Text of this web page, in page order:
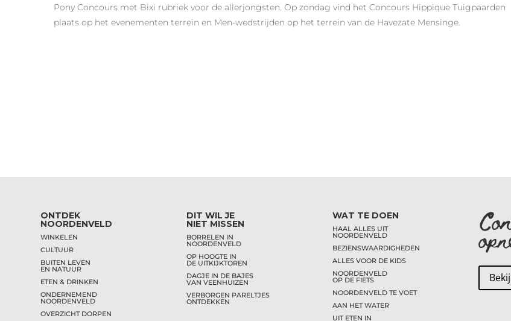
Pony Concours met Bixi rubriek voor de allerjongsten. Op zondag vind het Concours Hippique Tuigpaarden
plaats op het evenementen terrein en Men-wedstrijden op het terrein van de Havezate Mensinge.
ONTDEK
NOORDENVELD
WINKELEN
CULTUUR
BUITEN LEVEN
EN NATUUR
ETEN & DRINKEN
ONDERNEMEND
NOORDENVELD
OVERZICHT DORPEN
DIT WIL JE
NIET MISSEN
BORRELEN IN
NOORDENVELD
OP HOOGTE IN
DE UITKIJKTOREN
DAGJE IN DE BAJES
VAN VEENHUIZEN
VERBORGEN PARELTJES
ONTDEKKEN
WAT TE DOEN
HAAL ALLES UIT
NOORDENVELD
BEZIENSWAARDIGHEDEN
ALLES VOOR DE KIDS
NOORDENVELD
OP DE FIETS
NOORDENVELD TE VOET
AAN HET WATER
UIT ETEN IN